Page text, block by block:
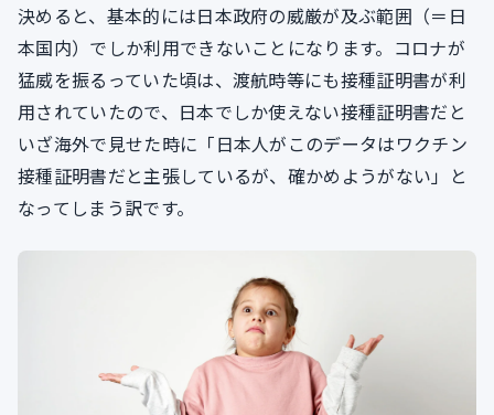
決めると、基本的には日本政府の威厳が及ぶ範囲（＝日
本国内）でしか利用できないことになります。コロナが
猛威を振るっていた頃は、渡航時等にも接種証明書が利
用されていたので、日本でしか使えない接種証明書だと
いざ海外で見せた時に「日本人がこのデータはワクチン
接種証明書だと主張しているが、確かめようがない」と
なってしまう訳です。